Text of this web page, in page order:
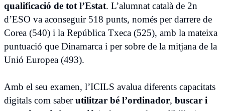
qualificació de tot l’Estat. L’alumnat català de 2n
d’ESO va aconseguir 518 punts, només per darrere de
Corea (540) i la República Txeca (525), amb la mateixa
puntuació que Dinamarca i per sobre de la mitjana de la
Unió Europea (493).
Amb el seu examen, l’ICILS avalua diferents capacitats
digitals com saber utilitzar bé l’ordinador, buscar i